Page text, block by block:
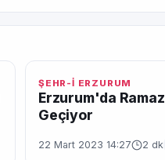
ŞEHR-İ ERZURUM
Erzurum'da
Geçiyor
22 Mart 2023 14:27 2 dk